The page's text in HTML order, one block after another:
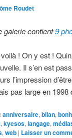
Roudet
galerie contient9
! On y est !
Il s’en est
l’impression
pas large en
anniversaire, bilan,
, kyesos, langage,
, web | Laisser un